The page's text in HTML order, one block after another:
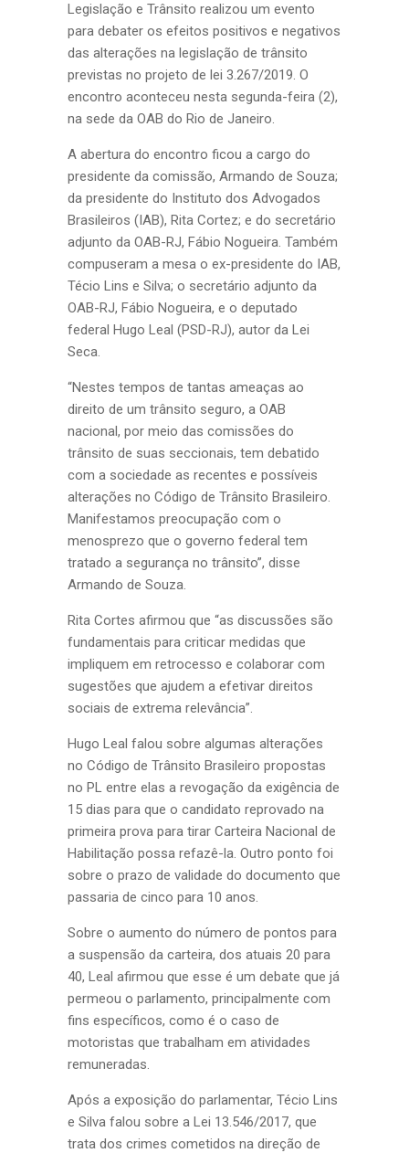
Legislação e Trânsito realizou um evento
para debater os efeitos positivos e negativos
das alterações na legislação de trânsito
previstas no projeto de lei 3.267/2019. O
encontro aconteceu nesta segunda-feira (2),
na sede da OAB do Rio de Janeiro.
A abertura do encontro ficou a cargo do
presidente da comissão, Armando de Souza;
da presidente do Instituto dos Advogados
Brasileiros (IAB), Rita Cortez; e do secretário
adjunto da OAB-RJ, Fábio Nogueira. Também
compuseram a mesa o ex-presidente do IAB,
Técio Lins e Silva; o secretário adjunto da
OAB-RJ, Fábio Nogueira, e o deputado
federal Hugo Leal (PSD-RJ), autor da Lei
Seca.
“Nestes tempos de tantas ameaças ao
direito de um trânsito seguro, a OAB
nacional, por meio das comissões do
trânsito de suas seccionais, tem debatido
com a sociedade as recentes e possíveis
alterações no Código de Trânsito Brasileiro.
Manifestamos preocupação com o
menosprezo que o governo federal tem
tratado a segurança no trânsito”, disse
Armando de Souza.
Rita Cortes afirmou que “as discussões são
fundamentais para criticar medidas que
impliquem em retrocesso e colaborar com
sugestões que ajudem a efetivar direitos
sociais de extrema relevância”.
Hugo Leal falou sobre algumas alterações
no Código de Trânsito Brasileiro propostas
no PL entre elas a revogação da exigência de
15 dias para que o candidato reprovado na
primeira prova para tirar Carteira Nacional de
Habilitação possa refazê-la. Outro ponto foi
sobre o prazo de validade do documento que
passaria de cinco para 10 anos.
Sobre o aumento do número de pontos para
a suspensão da carteira, dos atuais 20 para
40, Leal afirmou que esse é um debate que já
permeou o parlamento, principalmente com
fins específicos, como é o caso de
motoristas que trabalham em atividades
remuneradas.
Após a exposição do parlamentar, Técio Lins
e Silva falou sobre a Lei 13.546/2017, que
trata dos crimes cometidos na direção de